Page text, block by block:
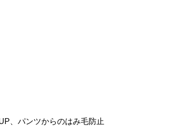
、パンツからのはみ毛防止